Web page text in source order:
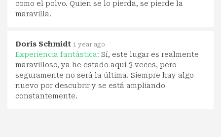
como el polvo. Quien se lo pierda, se pierde la
maravilla.
Doris Schmidt 1 year ago
Experiencia fantástica: Sí, este lugar es realmente
maravilloso, ya he estado aquí 3 veces, pero
seguramente no será la última. Siempre hay algo
nuevo por descubrir y se está ampliando
constantemente.